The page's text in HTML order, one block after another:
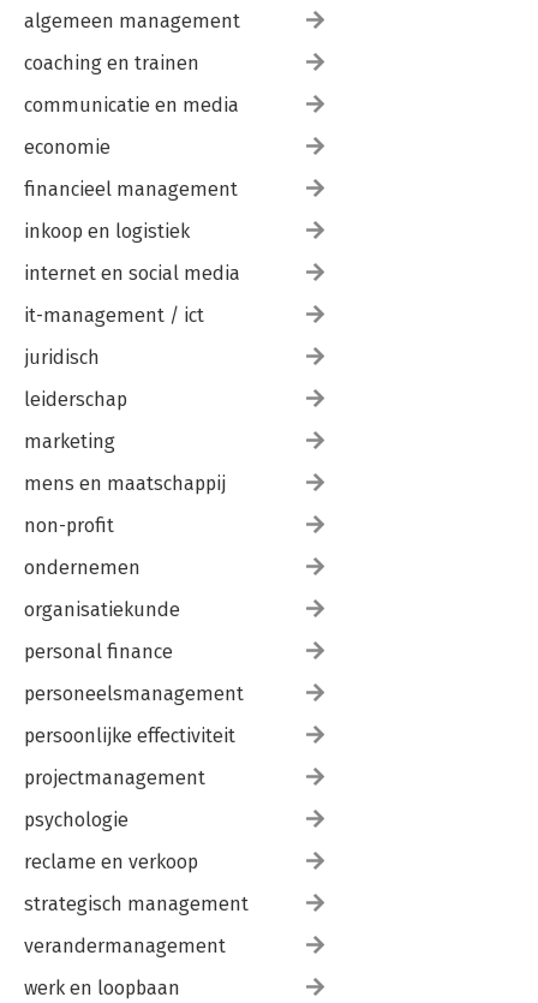
Hoe nu verder?
Geraadpleegde literatuur
algemeen management
coaching en trainen
communicatie en media
economie
financieel management
inkoop en logistiek
internet en social media
it-management / ict
juridisch
leiderschap
marketing
mens en maatschappij
non-profit
ondernemen
organisatiekunde
personal finance
personeelsmanagement
persoonlijke effectiviteit
projectmanagement
psychologie
reclame en verkoop
strategisch management
verandermanagement
werk en loopbaan